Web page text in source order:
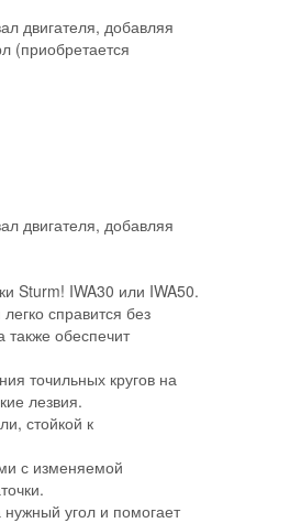
двигателя, добавляя
(приобретается
двигателя, добавляя
Sturm! IWA30 или IWA50.
справится без
обеспечит
точильных кругов на
лезвия.
стойкой к
с изменяемой
угол и помогает